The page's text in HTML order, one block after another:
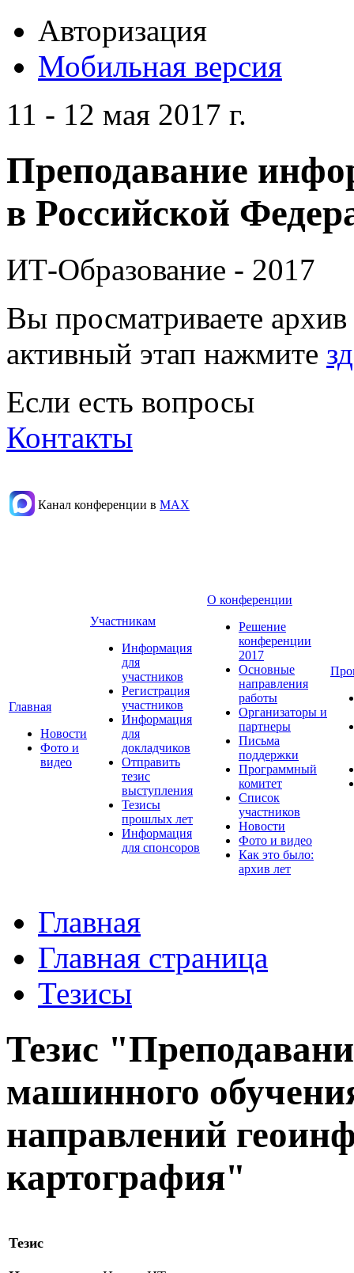
Авторизация
Мобильная версия
11 - 12 мая 2017 г.
Преподавание
в Российской
ИТ-Образование - 2017
Вы просматриваете
активный этап нажмите
Если есть вопросы
Контакты
Канал конференции в МАХ
Главная
Новости
Фото и
видео
Участникам
Информация
для
участников
Регистрация
участников
Информация
для
докладчиков
Отправить
тезис
выступления
Тезисы
прошлых лет
Информация
для спонсоров
О конференции
Решение
конференции
2017
Основные
направления
работы
Организаторы и
партнеры
Письма
поддержки
Программный
комитет
Список
участников
Новости
Фото и видео
Как это было:
архив лет
Главная
Главная страница
Тезисы
Тезис
машинного
направлений
картография"
Тезис